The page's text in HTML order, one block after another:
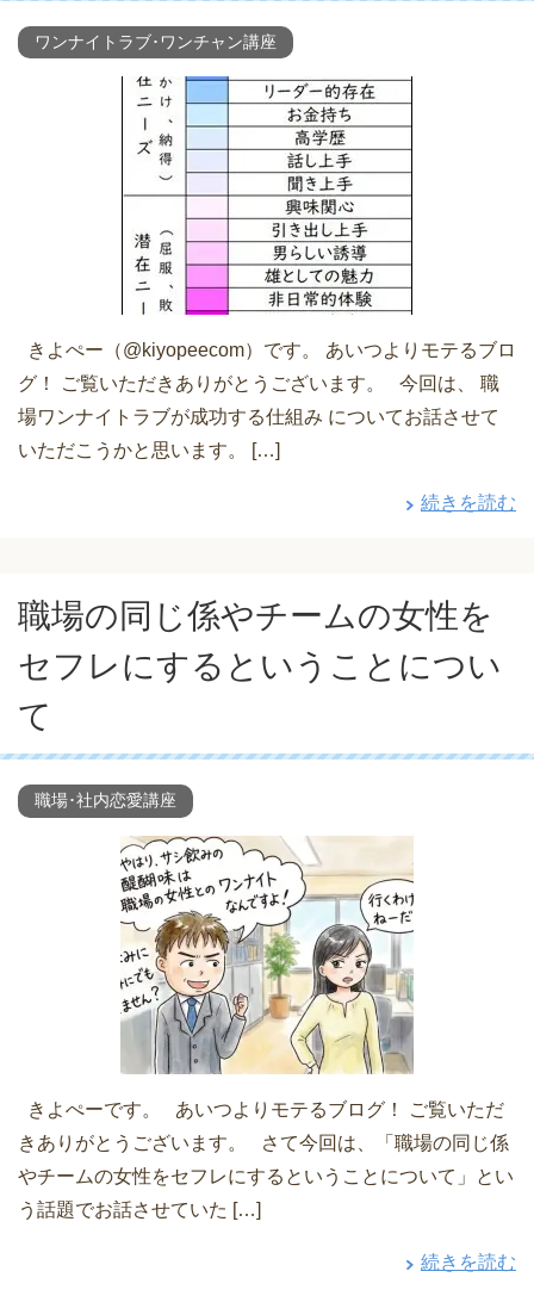
ワンナイトラブ･ワンチャン講座
きよぺー（@kiyopeecom）です。 あいつよりモテるブロ
グ！ ご覧いただきありがとうございます。 今回は、 職
場ワンナイトラブが成功する仕組み についてお話させて
いただこうかと思います。 […]
続きを読む
職場の同じ係やチームの女性を
セフレにするということについ
て
職場･社内恋愛講座
きよぺーです。 あいつよりモテるブログ！ ご覧いただ
きありがとうございます。 さて今回は、「職場の同じ係
やチームの女性をセフレにするということについて」とい
う話題でお話させていた […]
続きを読む